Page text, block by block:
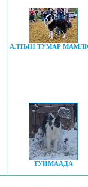
АЛТЫН ТУМАР
ТУЙМААДА